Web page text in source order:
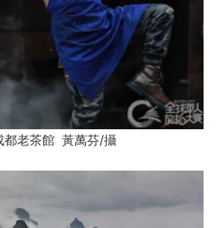
都老茶館 黃萬芬/攝